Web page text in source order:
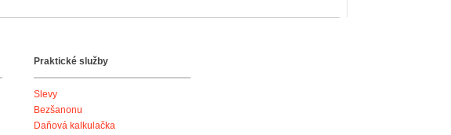
Praktické služby
Slevy
Bezšanonu
Daňová kalkulačka